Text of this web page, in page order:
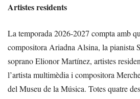
Artistes residents
La temporada 2026-2027 compta amb
compositora Ariadna Alsina, la pianista
soprano Elionor Martínez, artistes
l’artista multimèdia i compositora
del Museu de la Música. Totes quatre